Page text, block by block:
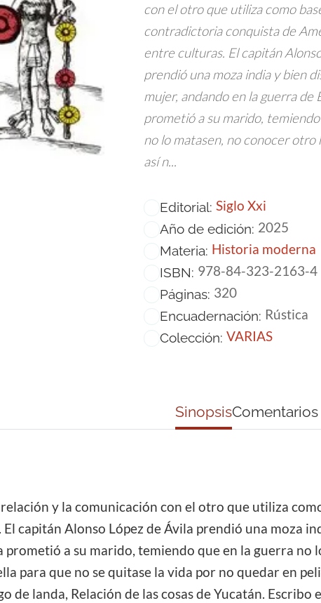
con el otro que utiliza como
contradictoria conquista de
entre culturas. El capitán
prendió una moza india y bien
mujer, andando en la guerra de
prometió a su marido,
no lo matasen, no conocer otro
así n...
Editorial: Siglo Xxi
Año de edición: 2025
Materia: Historia moderna
ISBN: 978-84-323-2163-4
Páginas: 320
Encuadernación: Rústica
Colección: VARIAS
SinopsisComentarios
y la comunicación con el otro que utiliza
capitán Alonso López de Ávila prendió una moza
prometió a su marido, temiendo que en la guerra
para que no se quitase la vida por no quedar en
de landa, Relación de las cosas de Yucatán.